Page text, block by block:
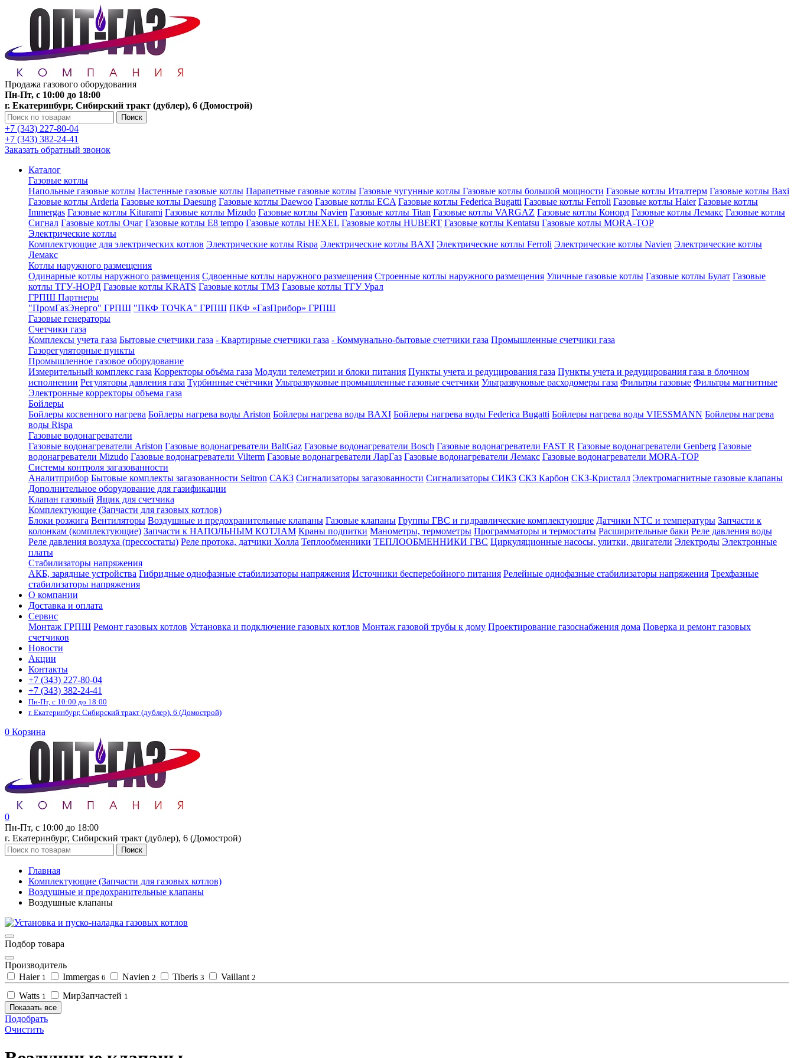
Продажа газового оборудования
Пн-Пт, с 10:00 до 18:00
г. Екатеринбург, Сибирский тракт (дублер), 6 (Домострой)
Поиск
+7 (343) 227-80-04
+7 (343) 382-24-41
Заказать обратный звонок
Каталог
Газовые котлы
Напольные газовые котлы Настенные газовые котлы Парапетные газовые котлы Газовые чугунные котлы Газовые котлы большой мощности Газовые котлы Италтерм Газовые котлы Baxi
Газовые котлы Arderia Газовые котлы Daesung Газовые котлы Daewoo Газовые котлы ECA Газовые котлы Federica Bugatti Газовые котлы Ferroli Газовые котлы Haier Газовые котлы
Immergas Газовые котлы Kiturami Газовые котлы Mizudo Газовые котлы Navien Газовые котлы Titan Газовые котлы VARGAZ Газовые котлы Конорд Газовые котлы Лемакс Газовые котлы
Сигнал Газовые котлы Очаг Газовые котлы E8 tempo Газовые котлы HEXEL Газовые котлы HUBERT Газовые котлы Kentatsu Газовые котлы MORA-TOP
Электрические котлы
Комплектующие для электрических котлов Электрические котлы Rispa Электрические котлы BAXI Электрические котлы Ferroli Электрические котлы Navien Электрические котлы
Лемакс
Котлы наружного размещения
Одинарные котлы наружного размещения Сдвоенные котлы наружного размещения Строенные котлы наружного размещения Уличные газовые котлы Газовые котлы Булат Газовые
котлы ТГУ-НОРД Газовые котлы KRATS Газовые котлы ТМЗ Газовые котлы ТГУ Урал
ГРПШ Партнеры
"ПромГазЭнерго" ГРПШ "ПКФ ТОЧКА" ГРПШ ПКФ «ГазПрибор» ГРПШ
Газовые генераторы
Счетчики газа
Комплексы учета газа Бытовые счетчики газа - Квартирные счетчики газа - Коммунально-бытовые счетчики газа Промышленные счетчики газа
Газорегуляторные пункты
Промышленное газовое оборудование
Измерительный комплекс газа Корректоры объёма газа Модули телеметрии и блоки питания Пункты учета и редуцирования газа Пункты учета и редуцирования газа в блочном
исполнении Регуляторы давления газа Турбинные счётчики Ультразвуковые промышленные газовые счетчики Ультразвуковые расходомеры газа Фильтры газовые Фильтры магнитные
Электронные корректоры объема газа
Бойлеры
Бойлеры косвенного нагрева Бойлеры нагрева воды Ariston Бойлеры нагрева воды BAXI Бойлеры нагрева воды Federica Bugatti Бойлеры нагрева воды VIESSMANN Бойлеры нагрева
воды Rispa
Газовые водонагреватели
Газовые водонагреватели Ariston Газовые водонагреватели BaltGaz Газовые водонагреватели Bosch Газовые водонагреватели FAST R Газовые водонагреватели Genberg Газовые
водонагреватели Mizudo Газовые водонагреватели Vilterm Газовые водонагреватели ЛарГаз Газовые водонагреватели Лемакс Газовые водонагреватели MORA-TOP
Системы контроля загазованности
Аналитприбор Бытовые комплекты загазованности Seitron САКЗ Сигнализаторы загазованности Сигнализаторы СИКЗ СКЗ Карбон СКЗ-Кристалл Электромагнитные газовые клапаны
Дополнительное оборудование для газификации
Клапан газовый Ящик для счетчика
Комплектующие (Запчасти для газовых котлов)
Блоки розжига Вентиляторы Воздушные и предохранительные клапаны Газовые клапаны Группы ГВС и гидравлические комплектующие Датчики NTC и температуры Запчасти к
колонкам (комплектующие) Запчасти к НАПОЛЬНЫМ КОТЛАМ Краны подпитки Манометры, термометры Программаторы и термостаты Расширительные баки Реле давления воды
Реле давления воздуха (прессостаты) Реле протока, датчики Холла Теплообменники ТЕПЛООБМЕННИКИ ГВС Циркуляционные насосы, улитки, двигатели Электроды Электронные
платы
Стабилизаторы напряжения
АКБ, зарядные устройства Гибридные однофазные стабилизаторы напряжения Источники бесперебойного питания Релейные однофазные стабилизаторы напряжения Трехфазные
стабилизаторы напряжения
О компании
Доставка и оплата
Сервис
Монтаж ГРПШ Ремонт газовых котлов Установка и подключение газовых котлов Монтаж газовой трубы к дому Проектирование газоснабжения дома Поверка и ремонт газовых
счетчиков
Новости
Акции
Контакты
+7 (343) 227-80-04
+7 (343) 382-24-41
Пн-Пт, с 10:00 до 18:00
г. Екатеринбург, Сибирский тракт (дублер), 6 (Домострой)
0 Корзина
0
Пн-Пт, с 10:00 до 18:00
г. Екатеринбург, Сибирский тракт (дублер), 6 (Домострой)
Поиск
Главная
Комплектующие (Запчасти для газовых котлов)
Воздушные и предохранительные клапаны
Воздушные клапаны
Подбор товара
Производитель
Haier 1 Immergas 6 Navien 2 Tiberis 3 Vaillant 2
Watts 1 МирЗапчастей 1
Показать все
Подобрать
Очистить